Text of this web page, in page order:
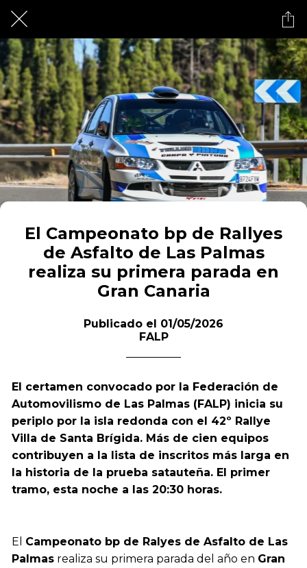
El Campeonato bp de Rallyes
de Asfalto de Las Palmas
realiza su primera parada en
Gran Canaria
Publicado el 01/05/2026
FALP
El certamen convocado por la Federación de
Automovilismo de Las Palmas (FALP) inicia su
periplo por la isla redonda con el 42º Rallye
Villa de Santa Brígida. Más de cien equipos
contribuyen a la lista de inscritos más larga en
la historia de la prueba satauteña. El primer
tramo, esta noche a las 20:30 horas.
El Campeonato bp de Ralyes de Asfalto de Las
Palmas realiza su primera parada del año en Gran